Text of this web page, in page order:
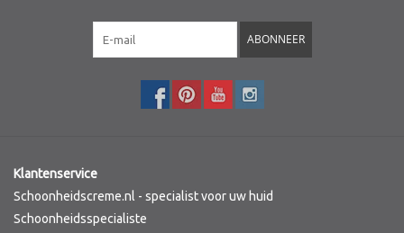
ABONNEER
Klantenservice
Schoonheidscreme.nl - specialist voor uw huid
Schoonheidsspecialiste